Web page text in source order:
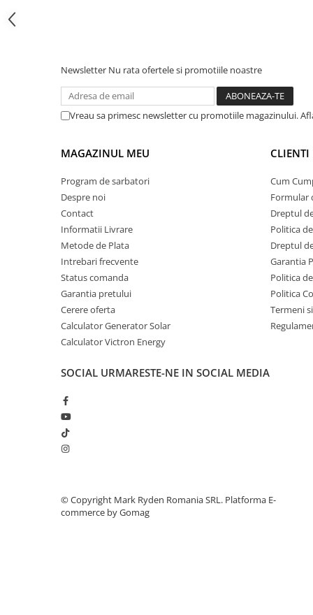
Accesorii
Convertoare DC - DC
Invertoare Off-grid
Incarcatoare de retea
Componente sisteme de balcon
Iluminat solar
Acumulatori
Acumulatori Standard Plumb
Acumulatori Litiu
Acumulatori Gel
Acumulatori Moto
Electronice
Invertoare Tensiune
Roboti Pornire Auto
UPS Centrale Termice
Stabilizatoare Tensiune
Scule si aparate
Instrumente de masura
Clampmetre
Detectoare
Newsletter Nu rata ofertele si promotiile noastre
Vreau sa primesc newsletter cu promotiile magazinului.
MAGAZINUL MEU
Program de sarbatori
Despre noi
Contact
Informatii Livrare
Metode de Plata
Intrebari frecvente
Status comanda
Garantia pretului
Cerere oferta
Calculator Generator Solar
Calculator Victron Energy
CLIENTI
Cum
Formular
Dreptul
Politica
Dreptul
Garantia
Politica
Politica
Termeni
SOCIAL URMARESTE-NE IN SOCIAL MEDIA
©️ Copyright Mark Ryden Romania SRL. Platforma E-
commerce by Gomag